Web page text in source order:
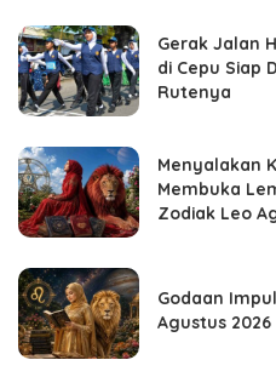
Gerak Jalan
di Cepu Siap
Rutenya
Menyalakan
Membuka
Zodiak Leo
Godaan
Agustus 2026